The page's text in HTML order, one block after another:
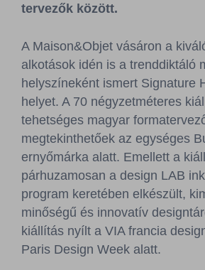
tervezők között.
A Maison&Objet vásáron a
alkotások idén is a trenddiktáló
helyszíneként ismert Signature
helyet. A 70 négyzetméteres
tehetséges magyar
megtekinthetőek az egységes
ernyőmárka alatt. Emellett a
párhuzamosan a design LAB
program keretében elkészült,
minőségű és innovatív
kiállítás nyílt a VIA francia
Paris Design Week alatt.